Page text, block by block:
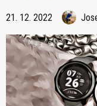
21. 12. 2022